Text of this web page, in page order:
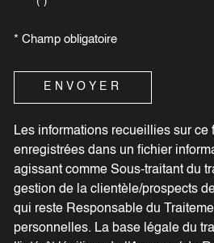
* Champ obligatoire
ENVOYER
Les informations recueillies sur ce
enregistrées dans un fichier
agissant comme Sous-traitant du
gestion de la clientèle/prospects
qui reste Responsable du
personnelles. La base légale du